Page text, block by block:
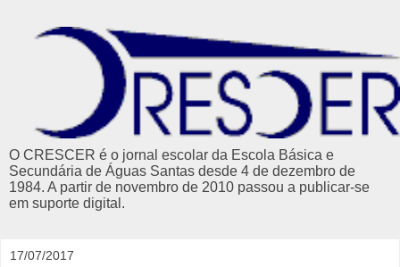
O CRESCER é o jornal escolar da Escola Básica e
Secundária de Águas Santas desde 4 de dezembro de
1984. A partir de novembro de 2010 passou a publicar-se
em suporte digital.
17/07/2017